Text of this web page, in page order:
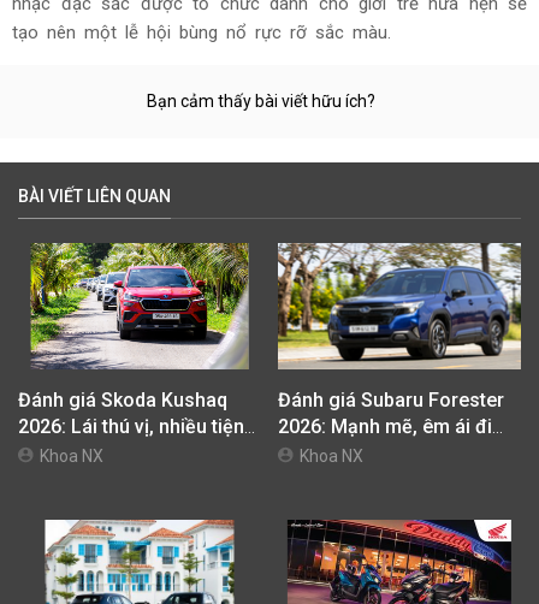
tạo nên một lễ hội bùng nổ rực rỡ sắc màu.
Bạn cảm thấy bài viết hữu ích?
BÀI VIẾT LIÊN QUAN
Đánh giá Skoda Kushaq
2026: Lái thú vị, nhiều tiện
nghi, giá cạnh tranh
Khoa NX
Đánh giá Subaru Forester
2026: Mạnh mẽ, êm ái đi
cùng hệ thống ADAS hoàn
Khoa NX